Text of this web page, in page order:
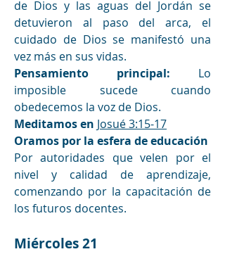
de Dios y las aguas del Jordán se
detuvieron al paso del arca, el
cuidado de Dios se manifestó una
vez más en sus vidas.
Pensamiento principal: Lo
imposible sucede cuando
obedecemos la voz de Dios.
Meditamos en Josué 3:15-17
Oramos por la esfera de educación
Por autoridades que velen por el
nivel y calidad de aprendizaje,
comenzando por la capacitación de
los futuros docentes.
Miércoles 21